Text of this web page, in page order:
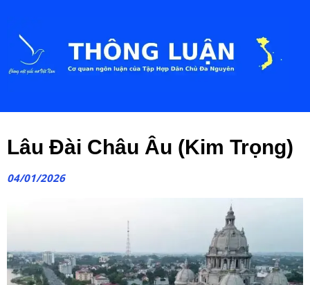
Lâu Đài Châu Âu (Kim Trọng)
04/01/2026